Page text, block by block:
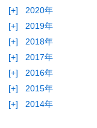
[+]
2020年
[+]
2019年
[+]
2018年
[+]
2017年
[+]
2016年
[+]
2015年
[+]
2014年